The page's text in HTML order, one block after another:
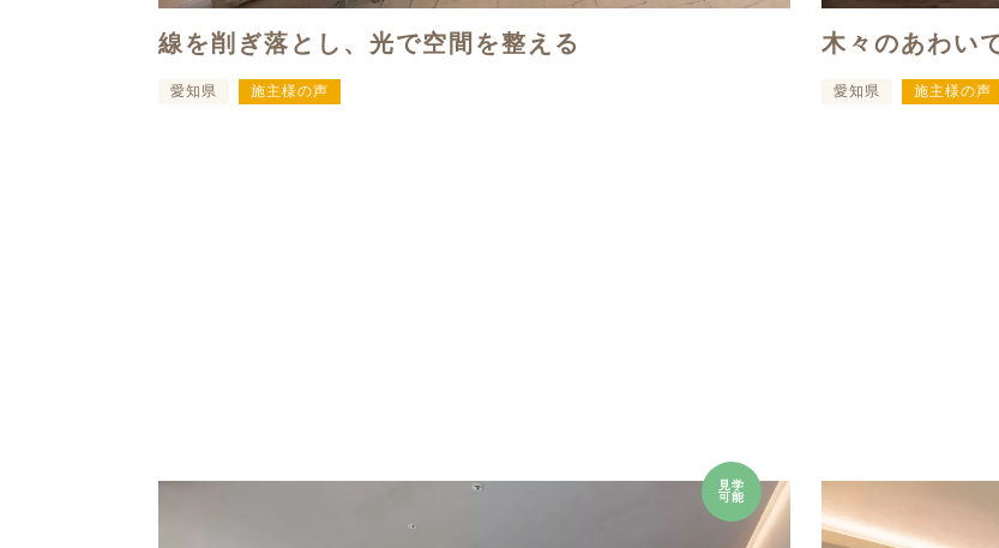
線を削ぎ落とし、光で空間を整える
愛知県 施主様の声
木々のあわい
愛知県 施主様の声
見学
可能